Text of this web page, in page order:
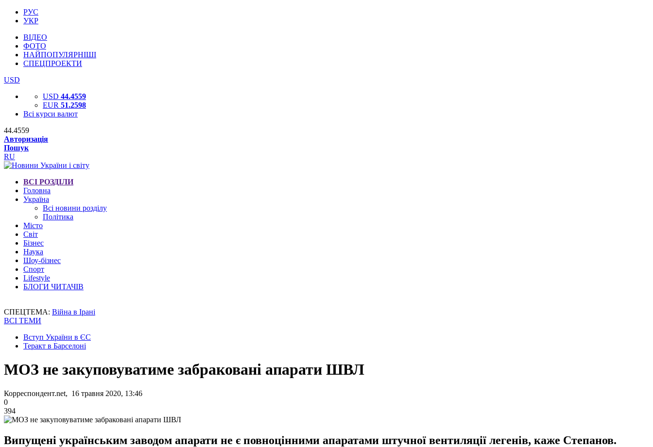
РУС
УКР
ВІДЕО
ФОТО
НАЙПОПУЛЯРНІШІ
СПЕЦПРОЕКТИ
USD
USD 44.4559
EUR 51.2598
Всі курси валют
44.4559
Авторизація
Пошук
RU
ВСІ РОЗДІЛИ
Головна
Україна
Всі новини розділу
Політика
Місто
Світ
Бізнес
Наука
Шоу-бізнес
Спорт
Lifestyle
БЛОГИ ЧИТАЧІВ
СПЕЦТЕМА: Війна в Ірані
ВСІ ТЕМИ
Вступ України в ЄС
Теракт в Барселоні
МОЗ не закуповуватиме забраковані апарати ШВЛ
Корреспондент.net, 16 травня 2020, 13:46
0
394
Випущені українським заводом апарати не є повноцінними апаратами штучної вентиляції легенів, каже Степанов.